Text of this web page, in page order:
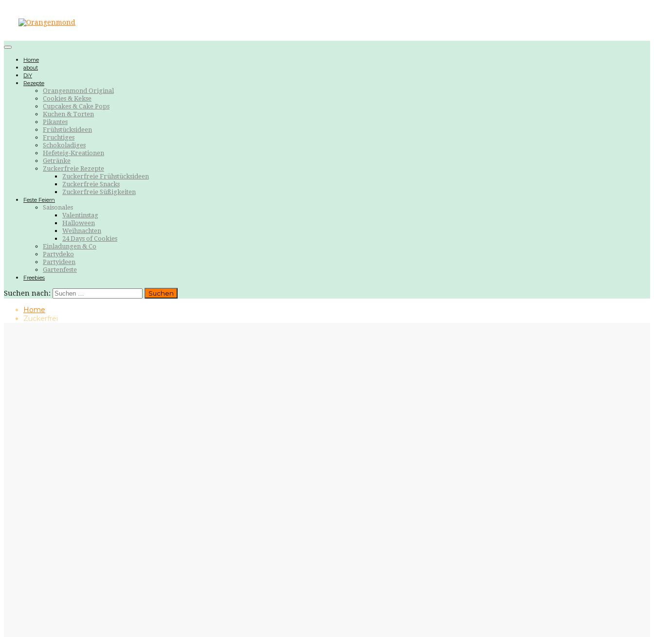
Home
about
DiY
Rezepte
Orangenmond Original
Cookies & Kekse
Cupcakes & Cake Pops
Kuchen & Torten
Pikantes
Frühstücksideen
Fruchtiges
Schokoladiges
Hefeteig-Kreationen
Getränke
Zuckerfreie Rezepte
Zuckerfreie Frühstücksideen
Zuckerfreie Snacks
Zuckerfreie Süßigkeiten
Feste Feiern
Saisonales
Valentinstag
Halloween
Weihnachten
24 Days of Cookies
Einladungen & Co
Partydeko
Partyideen
Gartenfeste
Freebies
Suchen nach:
Home
Zuckerfrei